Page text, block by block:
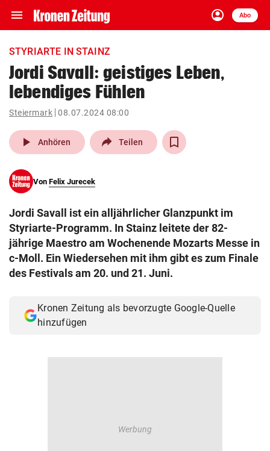
menu Navigation
ein-/ausklappen
account_circle
Anmelden
Abo
close Schließen
account_circle Anmelden
pin_drop
Wien arrow_right
search
eingeben
STYRIARTE IN STAINZ
Jordi Savall: geistiges Leben,
lebendiges Fühlen
Steiermark 08.07.2024 08:00
play_arrow Anhören Teilen
Von Felix Jurecek
Jordi Savall ist ein alljährlicher Glanzpunkt im
Styriarte-Programm. In Stainz leitete der 82-
jährige Maestro am Wochenende Mozarts Messe in
c-Moll. Ein Wiedersehen mit ihm gibt es zum Finale
des Festivals am 20. und 21. Juni.
Kronen Zeitung als bevorzugte Google-Quelle
hinzufügen